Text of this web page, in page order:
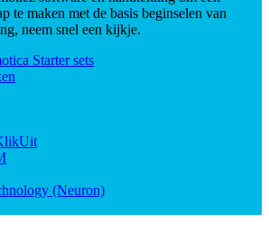
te maken met de basis beginselen van
neem snel een kijkje.
Starter sets
(Neuron)